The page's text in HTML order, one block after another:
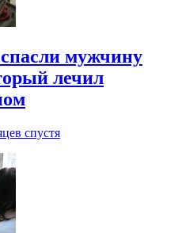
мужчину
лечил
спустя